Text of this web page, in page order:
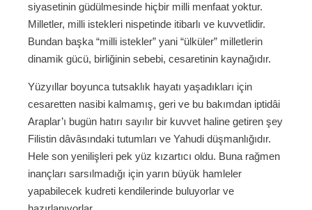
siyasetinin güdülmesinde hiçbir milli menfaat yoktur.
Milletler, milli istekleri nispetinde itibarlı ve kuvvetlidir.
Bundan başka “milli istekler” yani “ülküler” milletlerin
dinamik gücü, birliğinin sebebi, cesaretinin kaynağıdır.
Yüzyıllar boyunca tutsaklık hayatı yaşadıkları için
cesaretten nasibi kalmamış, geri ve bu bakımdan iptidâi
Araplar’ı bugün hatırı sayılır bir kuvvet haline getiren şey
Filistin dâvâsındaki tutumları ve Yahudi düşmanlığıdır.
Hele son yenilişleri pek yüz kızartıcı oldu. Buna rağmen
inançları sarsılmadığı için yarın büyük hamleler
yapabilecek kudreti kendilerinde buluyorlar ve